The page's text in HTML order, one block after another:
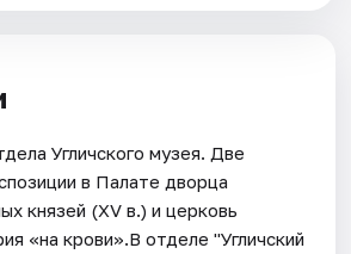
Угличского музея. Две
в Палате дворца
князей (XV в.) и церковь
«на крови».В отделе "Угличский